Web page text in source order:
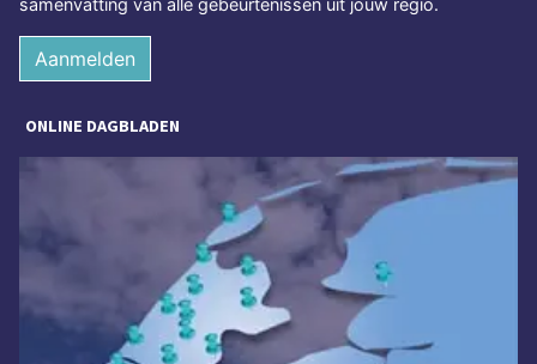
samenvatting van alle gebeurtenissen uit jouw regio.
Aanmelden
ONLINE DAGBLADEN